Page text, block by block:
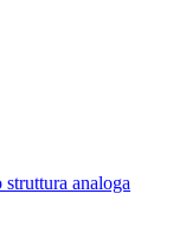
analoga